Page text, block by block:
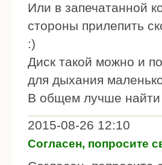
Или в запечатанной
стороны прилепить
:)
Диск такой можно и
для дыхания
В общем лучше найти
2015-08-26 12:10
Согласен, попросите